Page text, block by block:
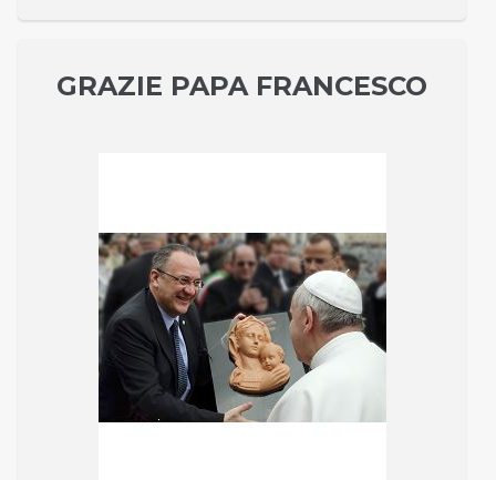
GRAZIE PAPA FRANCESCO